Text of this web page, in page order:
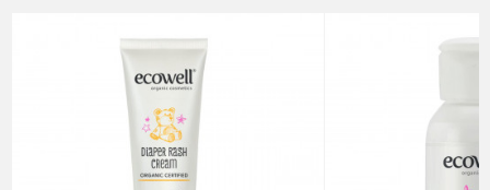
Način proizvodnje
Nutritivne informacije